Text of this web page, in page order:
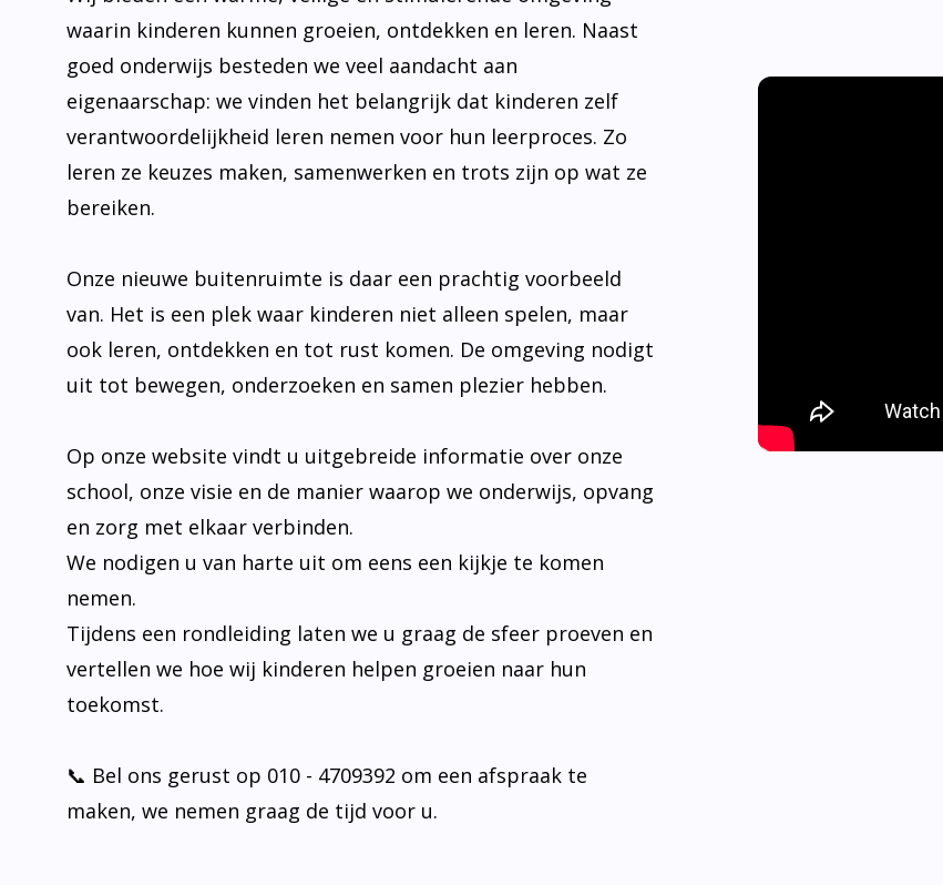
waarin kinderen kunnen groeien, ontdekken en leren. Naast
goed onderwijs besteden we veel aandacht aan
eigenaarschap: we vinden het belangrijk dat kinderen zelf
verantwoordelijkheid leren nemen voor hun leerproces. Zo
leren ze keuzes maken, samenwerken en trots zijn op wat ze
bereiken.
Onze nieuwe buitenruimte is daar een prachtig voorbeeld
van. Het is een plek waar kinderen niet alleen spelen, maar
ook leren, ontdekken en tot rust komen. De omgeving nodigt
uit tot bewegen, onderzoeken en samen plezier hebben.
Op onze website vindt u uitgebreide informatie over onze
school, onze visie en de manier waarop we onderwijs, opvang
en zorg met elkaar verbinden.
We nodigen u van harte uit om eens een kijkje te komen
nemen.
Tijdens een rondleiding laten we u graag de sfeer proeven en
vertellen we hoe wij kinderen helpen groeien naar hun
toekomst.
📞 Bel ons gerust op 010 - 4709392 om een afspraak te
maken, we nemen graag de tijd voor u.